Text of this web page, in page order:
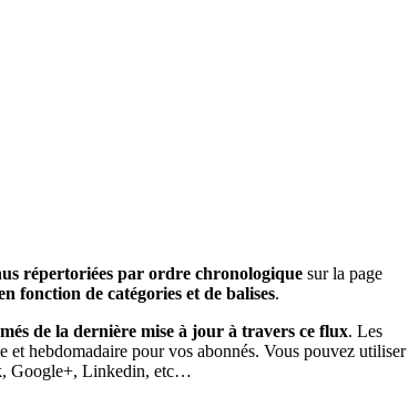
répertoriées par ordre chronologique sur la page
fonction de catégories et de balises.
de la dernière mise à jour à travers ce flux. Les
hebdomadaire pour vos abonnés. Vous pouvez utiliser
Google+, Linkedin, etc…